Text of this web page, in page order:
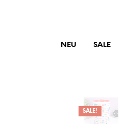
NEU SALE
SALE!